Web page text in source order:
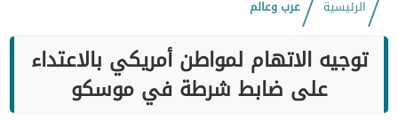
الرئيسية عرب وعالم
توجيه الاتهام لمواطن أمريكي بالاعتداء
على ضابط شرطة في موسكو